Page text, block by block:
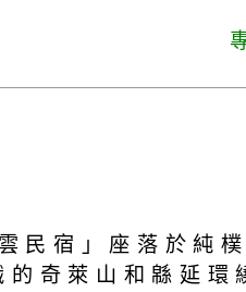
宿」座落於純樸
奇萊山和緜延